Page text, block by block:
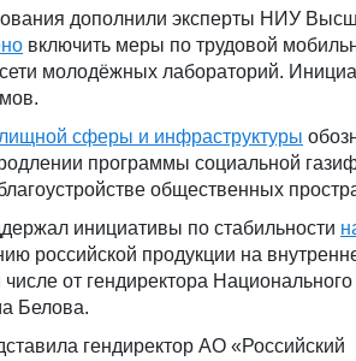
дополнили эксперты НИУ
включить меры по трудовой
молодёжных лабораторий.
сферы и инфраструктуры
программы социальной
общественных
инициативы по стабильности
российской продукции на
от гендиректора
Белова.
гендиректор АО «Российский